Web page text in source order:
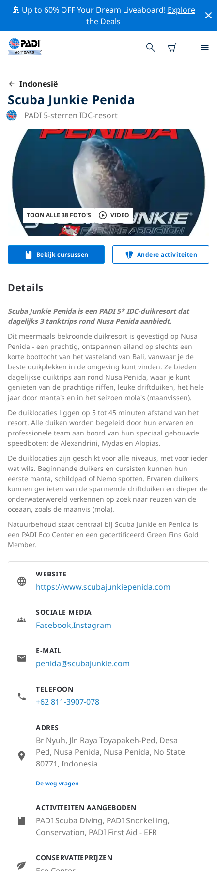
🚢 Up to 60% OFF Your Dream Liveaboard! Explore
the Deals
Indonesië
Scuba Junkie Penida
PADI 5-sterren IDC-resort
TOON ALLE 38 FOTO'S VIDEO
Bekijk cursussen Andere activiteiten
Details
Scuba Junkie Penida is een PADI 5* IDC-duikresort dat
dagelijks 3 tanktrips rond Nusa Penida aanbiedt.
Dit meermaals bekroonde duikresort is gevestigd op Nusa
Penida - een prachtig, ontspannen eiland op slechts een
korte boottocht van het vasteland van Bali, vanwaar je de
beste duikplekken in de omgeving kunt vinden. Ze bieden
dagelijkse duiktrips aan rond Nusa Penida, waar je kunt
genieten van de prachtige riffen, leuke driftduiken, het hele
jaar door manta's en in het seizoen mola's (maanvissen).
De duiklocaties liggen op 5 tot 45 minuten afstand van het
resort. Alle duiken worden begeleid door hun ervaren en
professionele team aan boord van hun speciaal gebouwde
speedboten: de Alexandrini, Mydas en Alopias.
De duiklocaties zijn geschikt voor alle niveaus, met voor ieder
wat wils. Beginnende duikers en cursisten kunnen hun
eerste manta, schildpad of Nemo spotten. Ervaren duikers
kunnen genieten van de spannende driftduiken en dieper de
onderwaterwereld verkennen op zoek naar reuzen van de
oceaan, zoals de maanvis (mola).
Natuurbehoud staat centraal bij Scuba Junkie en Penida is
een PADI Eco Center en een gecertificeerd Green Fins Gold
Member.
ACTIVITEITEN AANGEBODEN
PADI Scuba Diving, PADI Snorkelling,
Conservation, PADI First Aid - EFR
CONSERVATIEPRIJZEN
WEBSITE
https://www.scubajunkiepenida.com
SOCIALE MEDIA
FacebookInstagram
E-MAIL
penida@scubajunkie.com
TELEFOON
+62 811-3907-078
ADRES
Br Nyuh, Jln Raya Toyapakeh-Ped, Desa
Ped, Nusa Penida, Nusa Penida, No State
80771, Indonesia
None
De weg vragen